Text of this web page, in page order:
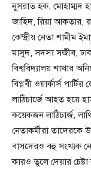
নুসরাত হক, মোহাম্মদ
জাহিদ, রিয়া আকতার,
কেন্দ্রীয় নেতা শামীম
মাসুদ, সদস্য সজীব,
বিশ্ববিদ্যালয় শাখার
বিপ্লবী ওয়ার্কার্স
লাঠিচার্জে আহত হয়ে
কয়েকজন লাঠিচার্জ,
নেতাকর্মীরা তাদেরকে
বাসদেরও বহু সংখ্যক
কারও তুলে দেয়ার